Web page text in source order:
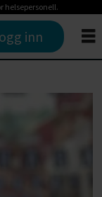
helsepersonell.
inn